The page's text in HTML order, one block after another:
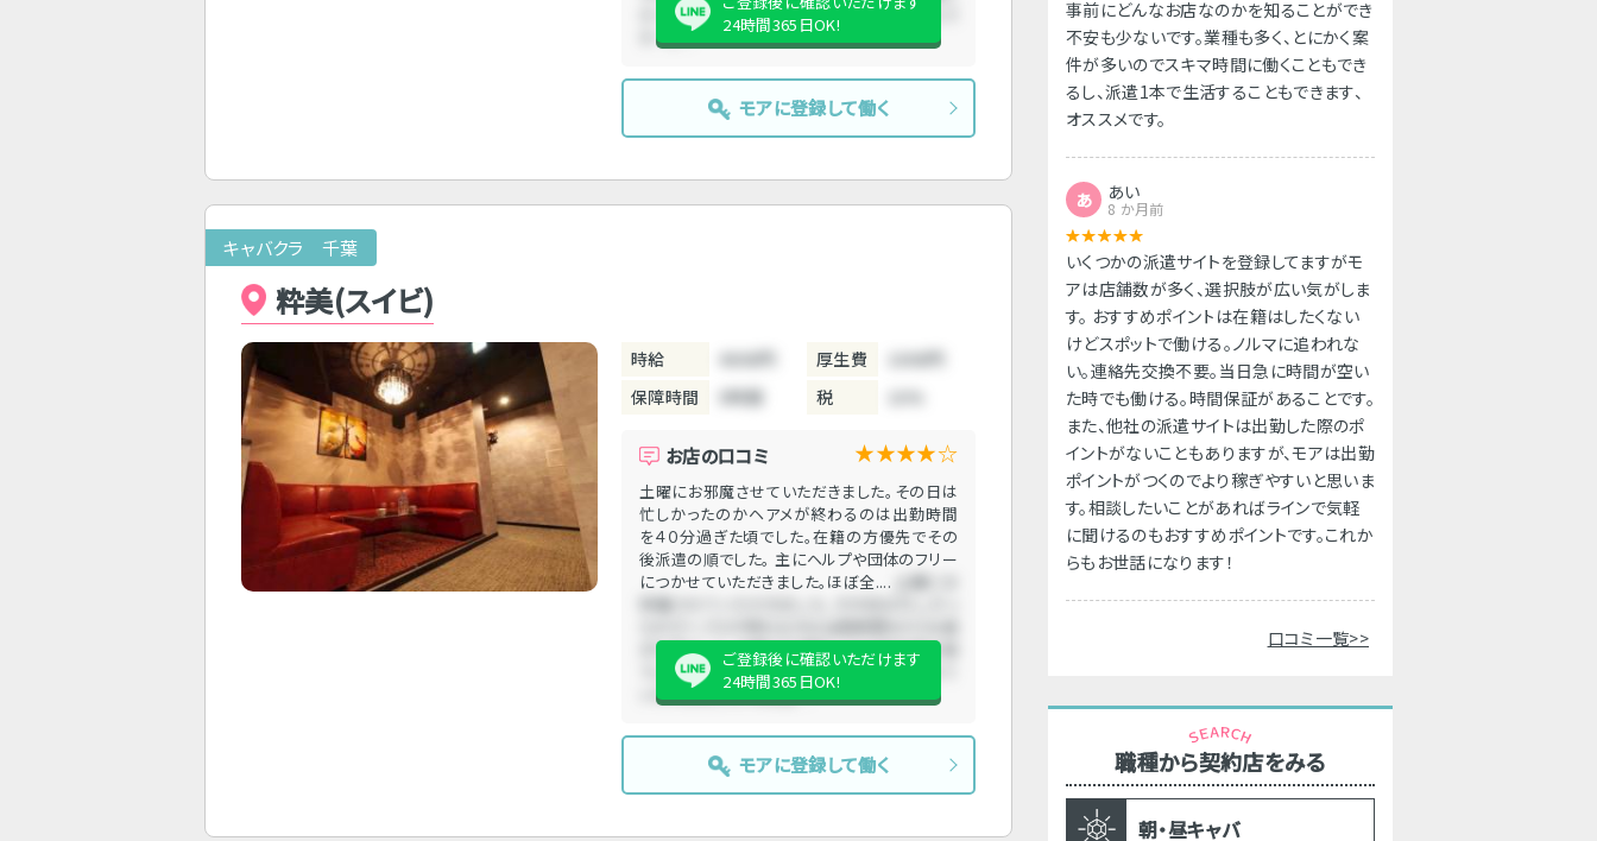
かったですしお客さんも変な人はこなかったで
す！ ２....
24時間365日OK!
モアに登録して働く
キャバクラ 千葉
粋美(スイビ)
時給 4000円 厚生費
1000円
保障時間
5時間 税
お店の口コミ ★★★★☆
土曜にお邪魔させていただきました。その日は
忙しかったのかヘアメが終わるのは出勤時間
を４０分過ぎた頃でした。在籍の方優先でその
後派遣の順でした。 主にヘルプや団体のフリー
につかせていただきました。ほぼ全....
土曜にお
邪魔させていただきました。その日は忙しかっ
ぎた頃でした。在籍の方優先でその後派遣の順
でした。 主にヘルプや団体のフリーにつかせて
いただきました。ほぼ全....
ご登録後に確認いただけます
24時間365日OK!
モアに登録して働く
事前にどんなお店なのかを知ることができ
不安も少ないです。業種も多く、とにかく案
件が多いのでスキマ時間に働くこともでき
るし、派遣1本で生活することもできます、
オススメです。
あ あい
8 か月前
いくつかの派遣サイトを登録してますがモ
アは店舗数が多く、選択肢が広い気がしま
す。 おすすめポイントは在籍はしたくない
けどスポットで働ける。ノルマに追われな
い。連絡先交換不要。当日急に時間が空い
た時でも働ける。時間保証があることです。
また、他社の派遣サイトは出勤した際のポ
イントがないこともありますが、モアは出勤
ポイントがつくのでより稼ぎやすいと思いま
す。相談したいことがあればラインで気軽
に聞けるのもおすすめポイントです。これか
らもお世話になります！
口コミ一覧>>
職種から契約店をみる
朝・昼キャバ